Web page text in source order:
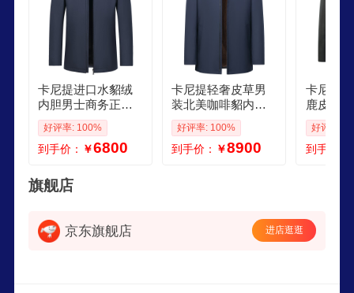
卡尼提进口水貂绒
内胆男士商务正装
中年款貂皮毛一体
中年爸爸款保暖外
套 藏蓝色进口貂绒
好评率: 100%
到手价： ￥6800
卡尼提轻奢皮草男
装北美咖啡貂内胆
立领尼克服外套真
皮水貂皮大衣 藏青
色北美咖啡色貂内
好评率: 100%
到手价： ￥8900
卡尼提
鹿皮男
绒内胆
皮皮大
黑色水
好评率:
到手价：
旗舰店
京东旗舰店 进店逛逛